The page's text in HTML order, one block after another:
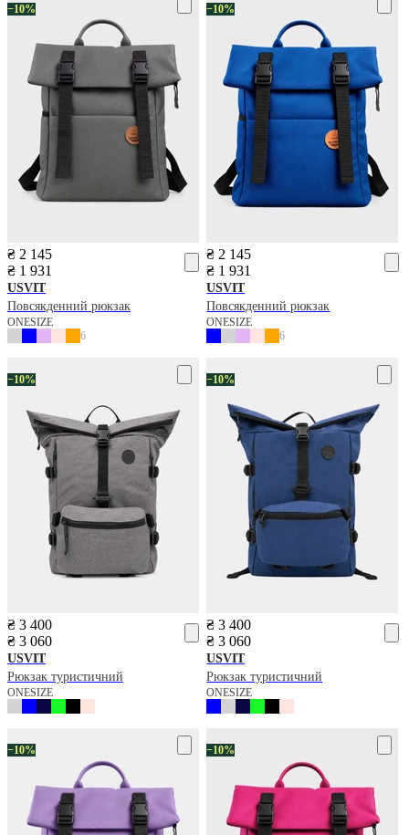
−10%
₴ 2 145
₴ 1 931
USVIT
Повсякденний рюкзак
ONESIZE
6
−10%
₴ 2 145
₴ 1 931
USVIT
Повсякденний рюкзак
ONESIZE
6
−10%
₴ 3 400
₴ 3 060
USVIT
Рюкзак туристичний
ONESIZE
−10%
₴ 3 400
₴ 3 060
USVIT
Рюкзак туристичний
ONESIZE
−10% −10%